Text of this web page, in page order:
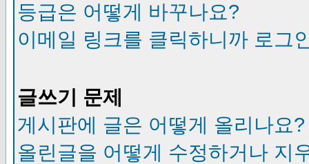
등급은 어떻게 바꾸나요?
이메일 링크를 클릭하니까 로그
글쓰기 문제
게시판에 글은 어떻게 올리나요?
올린글을 어떻게 수정하거나 지